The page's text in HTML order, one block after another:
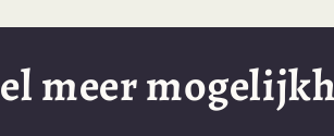
meer